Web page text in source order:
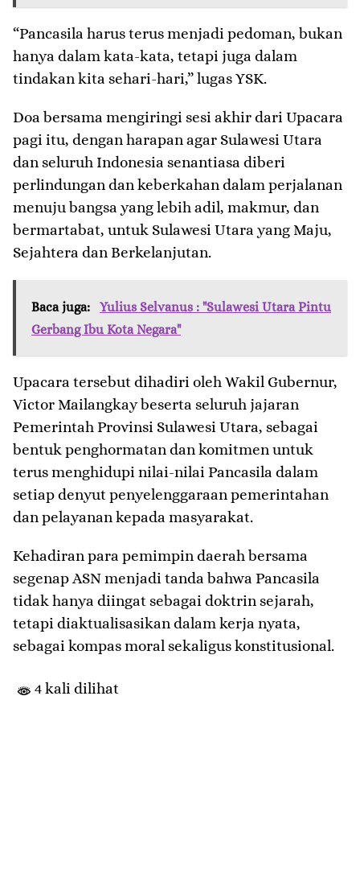
‎“Pancasila harus terus menjadi pedoman, bukan
hanya dalam kata-kata, tetapi juga dalam
tindakan kita sehari-hari,” lugas YSK.
Doa bersama mengiringi sesi akhir dari ‎Upacara
pagi itu, dengan harapan agar Sulawesi Utara
dan seluruh Indonesia senantiasa diberi
perlindungan dan keberkahan dalam perjalanan
menuju bangsa yang lebih adil, makmur, dan
bermartabat, untuk Sulawesi Utara yang Maju,
Sejahtera dan Berkelanjutan.
Baca juga:
Yulius Selvanus : "Sulawesi Utara Pintu
Gerbang Ibu Kota Negara"
Upacara tersebut dihadiri oleh Wakil Gubernur,
Victor Mailangkay beserta seluruh jajaran
Pemerintah Provinsi Sulawesi Utara, sebagai
bentuk penghormatan dan komitmen untuk
terus menghidupi nilai-nilai Pancasila dalam
setiap denyut penyelenggaraan pemerintahan
dan pelayanan kepada masyarakat.
Kehadiran para pemimpin daerah bersama
segenap ASN menjadi tanda bahwa Pancasila
tidak hanya diingat sebagai doktrin sejarah,
tetapi diaktualisasikan dalam kerja nyata,
sebagai kompas moral sekaligus konstitusional.
4 kali dilihat